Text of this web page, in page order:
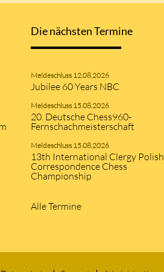
Die nächsten Termine
Meldeschluss 12.08.2026
Jubilee 60 Years NBC
Meldeschluss 15.08.2026
20. Deutsche Chess960-
Fernschachmeisterschaft
Meldeschluss 15.08.2026
13th International Clergy Polish
Correspondence Chess
Championship
Alle Termine